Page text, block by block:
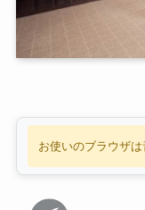
お使いのブラウザは